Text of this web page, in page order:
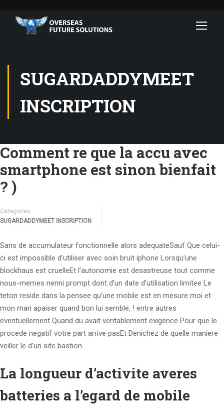
SUGARDADDYMEET
INSCRIPTION
Comment re que la accu avec
smartphone est sinon bienfait
? )
Categories
SUGARDADDYMEET INSCRIPTION
Sans de accumulateur fonctionnelle alors adequateSauf Que celui-
ci est impossible d’utiliser avec soin bruit iphone Lorsqu’une
blockhaus est cruelleEt l’autonomie est desastreuse tout comme
nous-memes nenni prompt dont d’un date d’utilisation limitee Le
teton reside dans la pensee qu’une mobile est en mesure moi et
mon mari apaiser quand bon lui semble, ! entre autres
eventuellement Quand du avait veritablement exigence Pour que le
procede negatif votre part arrive pasEt Denichez de quelle maniere
veiller le d’un site bastion
La longueur d’activite averes
batteries a l’egard de mobile